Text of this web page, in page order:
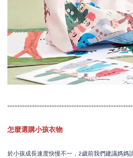
怎麼選購小孩衣物
於小孩成長速度快慢不一，2歲前我們建議媽媽